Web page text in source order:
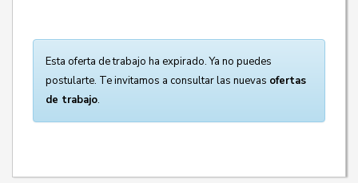
Esta oferta de trabajo ha expirado. Ya no puedes
postularte. Te invitamos a consultar las nuevas ofertas
de trabajo.